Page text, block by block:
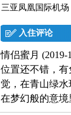
三亚凤凰国际机场
入住评论
情侣蜜月 (2019-
位置还不错，
觉，在青山绿
在梦幻般的意